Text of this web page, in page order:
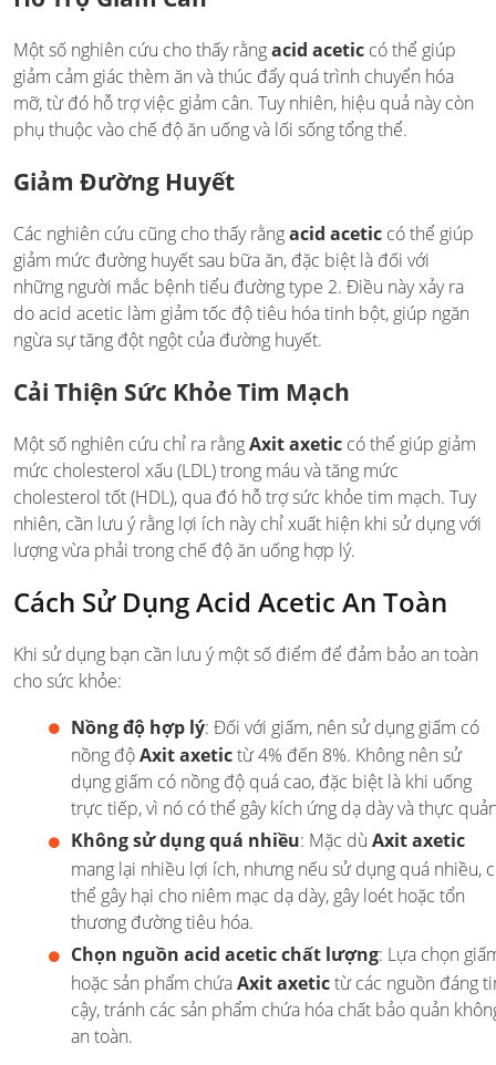
Một số nghiên cứu cho thấy rằngacid acetic có thể giúp
giảm cảm giác thèm ăn và thúc đẩy quá trình chuyển hóa
mỡ, từ đó hỗ trợ việc giảm cân. Tuy nhiên, hiệu quả này còn
phụ thuộc vào chế độ ăn uống và lối sống tổng thể.
Giảm Đường Huyết
Các nghiên cứu cũng cho thấy rằngacid acetic có thể giúp
giảm mức đường huyết sau bữa ăn, đặc biệt là đối với
những người mắc bệnh tiểu đường type 2. Điều này xảy ra
do acid acetic làm giảm tốc độ tiêu hóa tinh bột, giúp ngăn
ngừa sự tăng đột ngột của đường huyết.
Cải Thiện Sức Khỏe Tim Mạch
Một số nghiên cứu chỉ ra rằngAxit axetic có thể giúp giảm
mức cholesterol xấu (LDL) trong máu và tăng mức
cholesterol tốt (HDL), qua đó hỗ trợ sức khỏe tim mạch. Tuy
nhiên, cần lưu ý rằng lợi ích này chỉ xuất hiện khi sử dụng với
lượng vừa phải trong chế độ ăn uống hợp lý.
Cách Sử Dụng Acid Acetic An Toàn
Khi sử dụng bạn cần lưu ý một số điểm để đảm bảo an toàn
cho sức khỏe:
Nồng độ hợp lý: Đối với giấm, nên sử dụng giấm có
nồng độAxit axetictừ 4% đến 8%. Không nên sử
dụng giấm có nồng độ quá cao, đặc biệt là khi uống
trực tiếp, vì nó có thể gây kích ứng dạ dày và thực
Không sử dụng quá nhiều: Mặc dù Axit axetic
mang lại nhiều lợi ích, nhưng nếu sử dụng quá nhiều,
thể gây hại cho niêm mạc dạ dày, gây loét hoặc tổn
thương đường tiêu hóa.
Chọn nguồn acid acetic chất lượng: Lựa chọn
hoặc sản phẩm chứaAxit axetictừ các nguồn đáng
cậy, tránh các sản phẩm chứa hóa chất bảo quản
an toàn.